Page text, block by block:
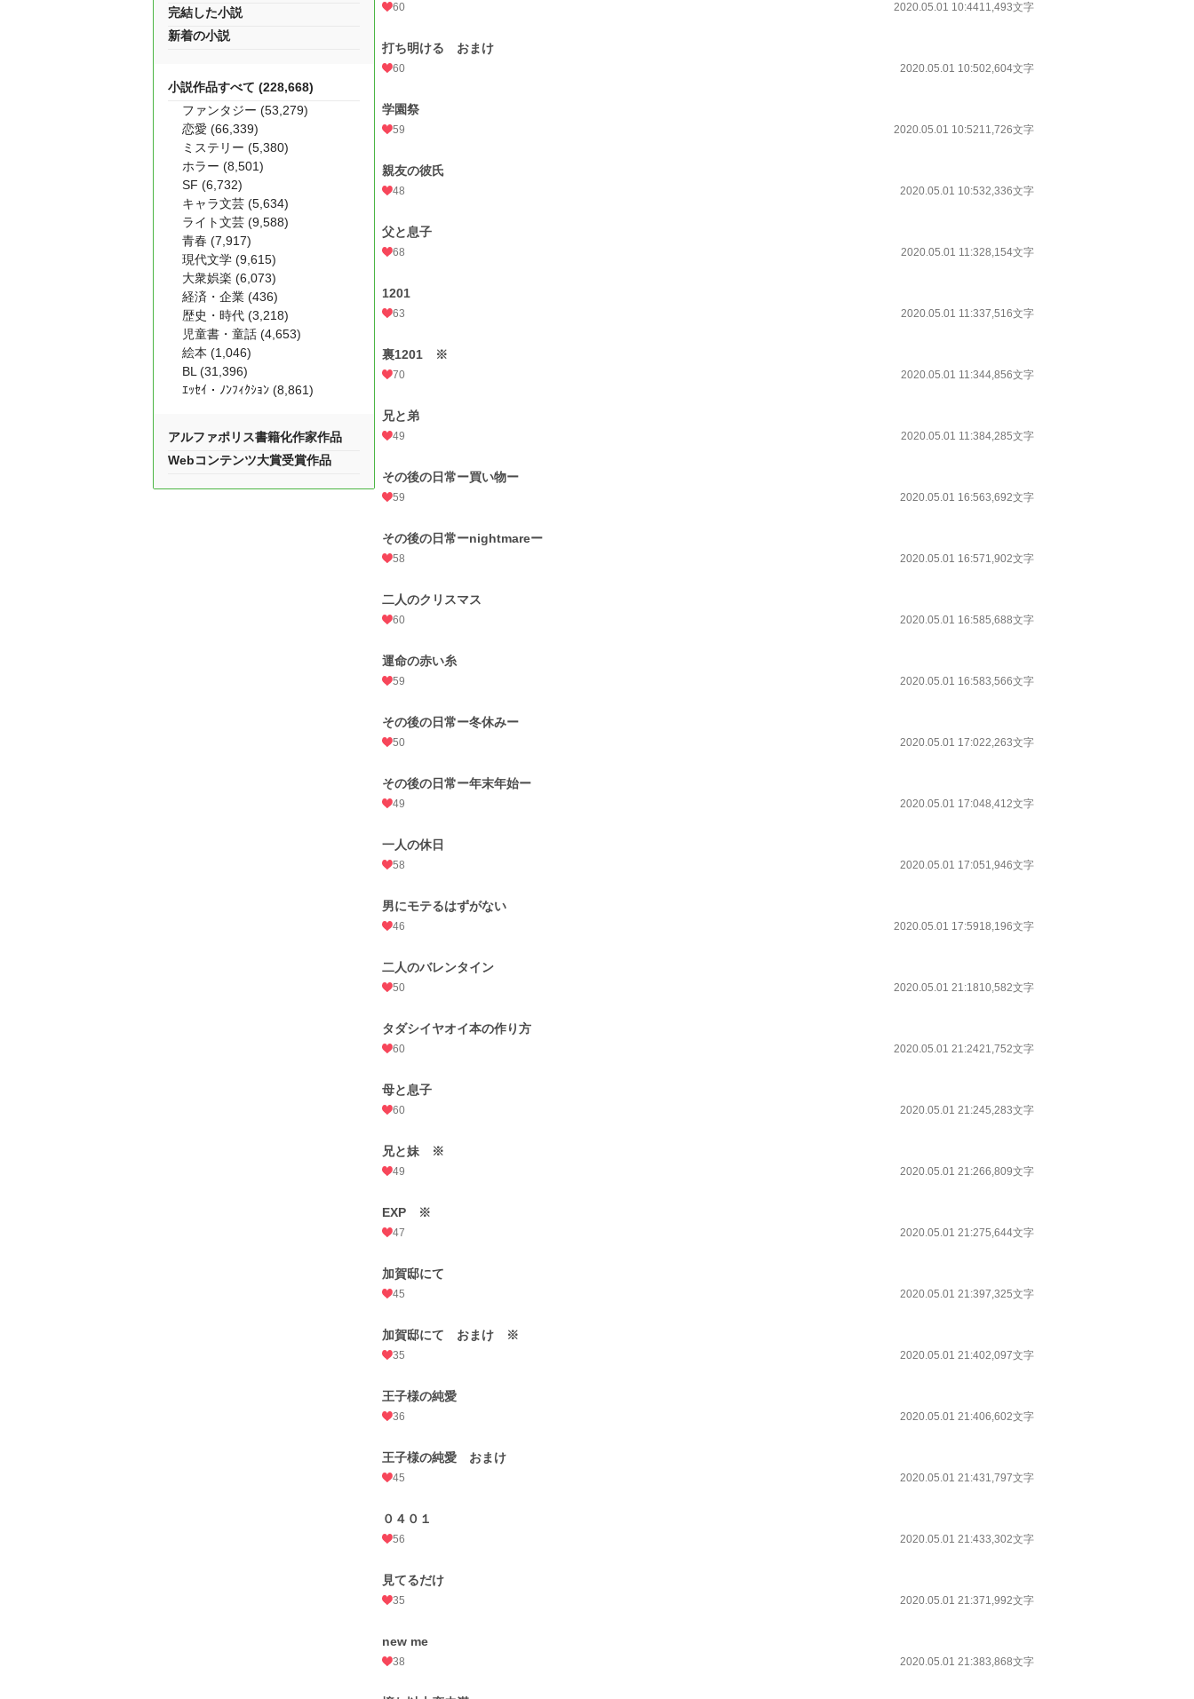
60 2020.05.01 10:4411,493文字
打ち明ける おまけ
60 2020.05.01 10:502,604文字
学園祭
59 2020.05.01 10:5211,726文字
親友の彼氏
48 2020.05.01 10:532,336文字
父と息子
68 2020.05.01 11:328,154文字
1201
63 2020.05.01 11:337,516文字
裏1201 ※
70 2020.05.01 11:344,856文字
兄と弟
49 2020.05.01 11:384,285文字
その後の日常ー買い物ー
59 2020.05.01 16:563,692文字
その後の日常ーnightmareー
58 2020.05.01 16:571,902文字
二人のクリスマス
60 2020.05.01 16:585,688文字
運命の赤い糸
59 2020.05.01 16:583,566文字
その後の日常ー冬休みー
50 2020.05.01 17:022,263文字
その後の日常ー年末年始ー
49 2020.05.01 17:048,412文字
一人の休日
58 2020.05.01 17:051,946文字
男にモテるはずがない
46 2020.05.01 17:5918,196文字
二人のバレンタイン
50 2020.05.01 21:1810,582文字
タダシイヤオイ本の作り方
60 2020.05.01 21:2421,752文字
母と息子
60 2020.05.01 21:245,283文字
兄と妹 ※
49 2020.05.01 21:266,809文字
EXP ※
47 2020.05.01 21:275,644文字
加賀邸にて
45 2020.05.01 21:397,325文字
加賀邸にて おまけ ※
35 2020.05.01 21:402,097文字
王子様の純愛
36 2020.05.01 21:406,602文字
王子様の純愛 おまけ
45 2020.05.01 21:431,797文字
０４０１
56 2020.05.01 21:433,302文字
見てるだけ
35 2020.05.01 21:371,992文字
new me
38 2020.05.01 21:383,868文字
完結した小説
新着の小説
小説作品すべて (228,668)
ファンタジー (53,279)
恋愛 (66,339)
ミステリー (5,380)
ホラー (8,501)
SF (6,732)
キャラ文芸 (5,634)
ライト文芸 (9,588)
青春 (7,917)
現代文学 (9,615)
大衆娯楽 (6,073)
経済・企業 (436)
歴史・時代 (3,218)
児童書・童話 (4,653)
絵本 (1,046)
BL (31,396)
ｴｯｾｲ・ﾉﾝﾌｨｸｼｮﾝ (8,861)
アルファポリス書籍化作家作品
Webコンテンツ大賞受賞作品